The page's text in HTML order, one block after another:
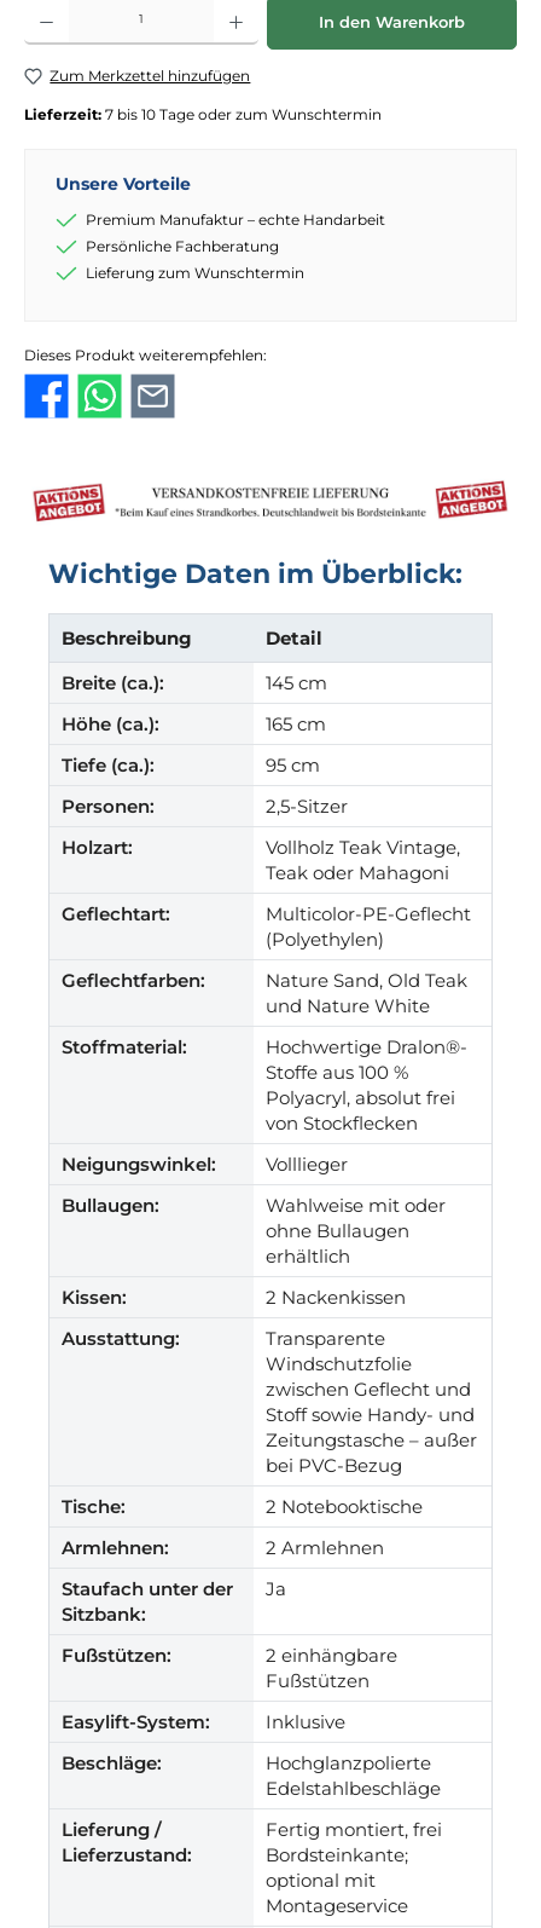
Produkt Anzahl: Gib den gewünschten Wert ein oder benutze die
In den Warenkorb
Zum Merkzettel hinzufügen
Lieferzeit: 7 bis 10 Tage oder zum Wunschtermin
Unsere Vorteile
Premium Manufaktur – echte Handarbeit
Persönliche Fachberatung
Lieferung zum Wunschtermin
Dieses Produkt weiterempfehlen:
Wichtige Daten im Überblick:
Beschreibung
Detail
Breite (ca.):
145 cm
Höhe (ca.):
165 cm
Tiefe (ca.):
95 cm
Personen:
2,5-Sitzer
Holzart:
Vollholz Teak Vintage,
Teak oder Mahagoni
Geflechtart:
Multicolor-PE-Geflecht
(Polyethylen)
Geflechtfarben:
Nature Sand, Old Teak
und Nature White
Stoffmaterial:
Hochwertige Dralon®-
Stoffe aus 100 %
Polyacryl, absolut frei
von Stockflecken
Neigungswinkel:
Volllieger
Bullaugen:
Wahlweise mit oder
ohne Bullaugen
erhältlich
Kissen:
2 Nackenkissen
Ausstattung:
Transparente
Windschutzfolie
zwischen Geflecht und
Stoff sowie Handy- und
Zeitungstasche – außer
bei PVC-Bezug
Tische:
2 Notebooktische
Armlehnen:
2 Armlehnen
Staufach unter der
Sitzbank:
Ja
Fußstützen:
2 einhängbare
Fußstützen
Easylift-System:
Inklusive
Beschläge:
Hochglanzpolierte
Edelstahlbeschläge
Lieferung /
Lieferzustand:
Fertig montiert, frei
Bordsteinkante;
optional mit
Montageservice